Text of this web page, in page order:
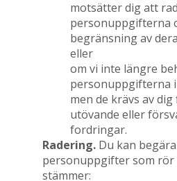
motsätter dig att
personuppgifterna
begränsning av
eller
om vi inte längre
personuppgifterna
men de krävs av
utövande eller
fordringar.
Radering. Du kan
personuppgifter som rör
stämmer: